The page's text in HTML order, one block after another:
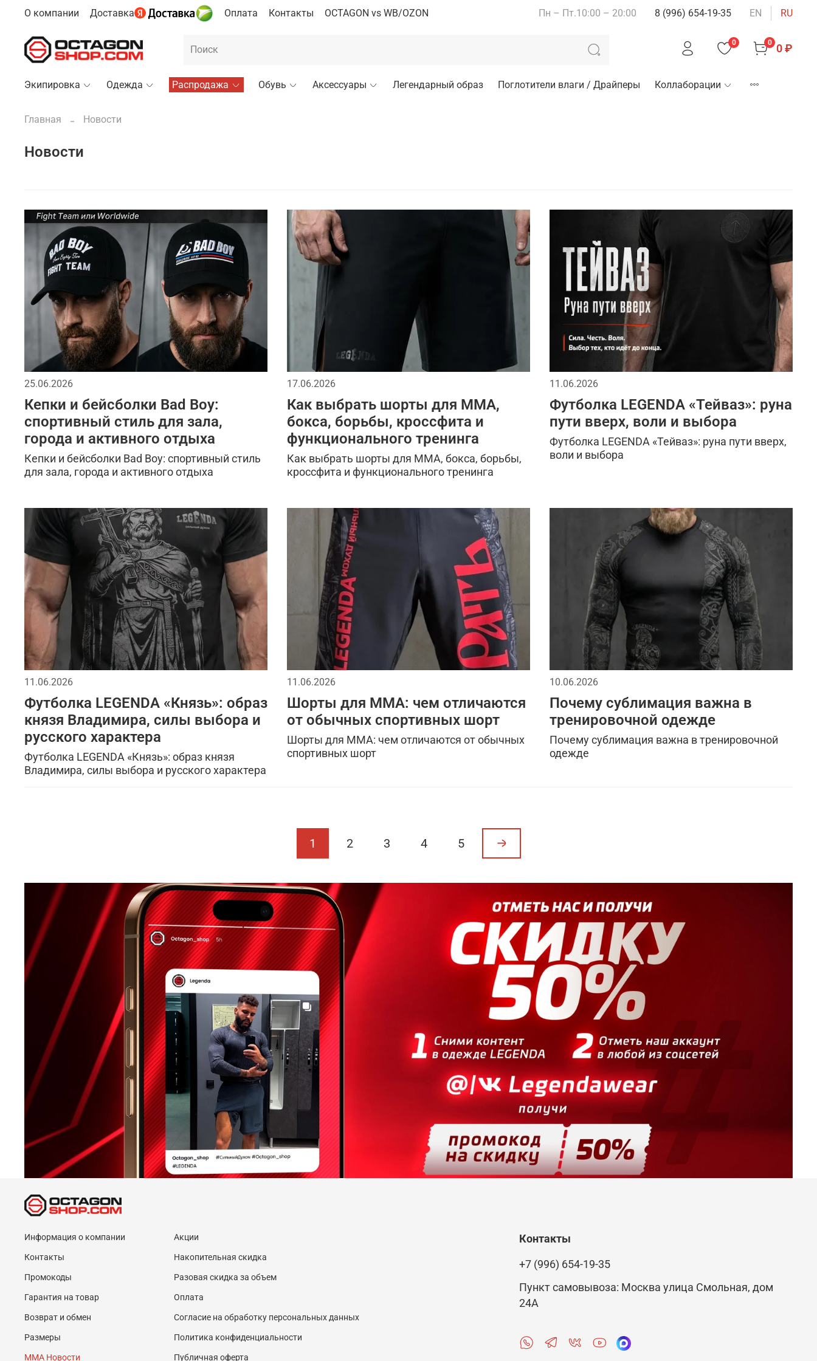
О компании Доставка Оплата Контакты OCTAGON vs WB/OZON Пн – Пт.10:00 – 20:00 8 (996) 654-19-35 EN RU
0 0 0 ₽
Экипировка Одежда Распродажа Обувь Аксессуары Легендарный образ Поглотители влаги / Драйперы Коллаборации
Главная Новости
Новости
25.06.2026
Кепки и бейсболки Bad Boy:
спортивный стиль для зала,
города и активного отдыха
Кепки и бейсболки Bad Boy: спортивный стиль
для зала, города и активного отдыха
17.06.2026
Как выбрать шорты для ММА,
бокса, борьбы, кроссфита и
функционального тренинга
Как выбрать шорты для ММА, бокса, борьбы,
кроссфита и функционального тренинга
11.06.2026
Футболка LEGENDA «Тейваз»: руна
пути вверх, воли и выбора
Футболка LEGENDA «Тейваз»: руна пути вверх,
воли и выбора
11.06.2026
Футболка LEGENDA «Князь»: образ
князя Владимира, силы выбора и
русского характера
Футболка LEGENDA «Князь»: образ князя
Владимира, силы выбора и русского характера
11.06.2026
Шорты для ММА: чем отличаются
от обычных спортивных шорт
Шорты для ММА: чем отличаются от обычных
спортивных шорт
10.06.2026
Почему сублимация важна в
тренировочной одежде
Почему сублимация важна в тренировочной
одежде
1 2 3 4 5
Информация о компании
Контакты
Промокоды
Гарантия на товар
Возврат и обмен
Размеры
MMA Новости
Акции
Накопительная скидка
Разовая скидка за объем
Оплата
Согласие на обработку персональных данных
Политика конфиденциальности
Публичная оферта
Контакты
+7 (996) 654-19-35
Пункт самовывоза: Москва улица Смольная, дом
24А